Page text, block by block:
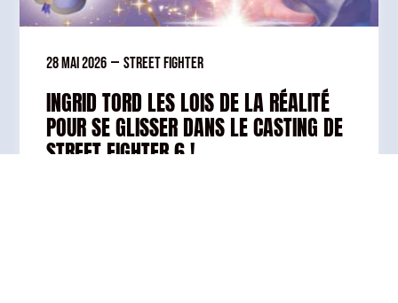
28 mai 2026 — Street Fighter
INGRID TORD LES LOIS DE LA RÉALITÉ
POUR SE GLISSER DANS LE CASTING DE
STREET FIGHTER 6 !